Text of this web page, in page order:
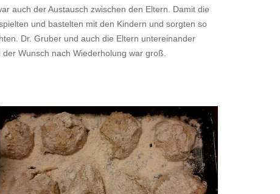
auch der Austausch zwischen den Eltern. Damit die
und bastelten mit den Kindern und sorgten so
Dr. Gruber und auch die Eltern untereinander
Wunsch nach Wiederholung war groß.